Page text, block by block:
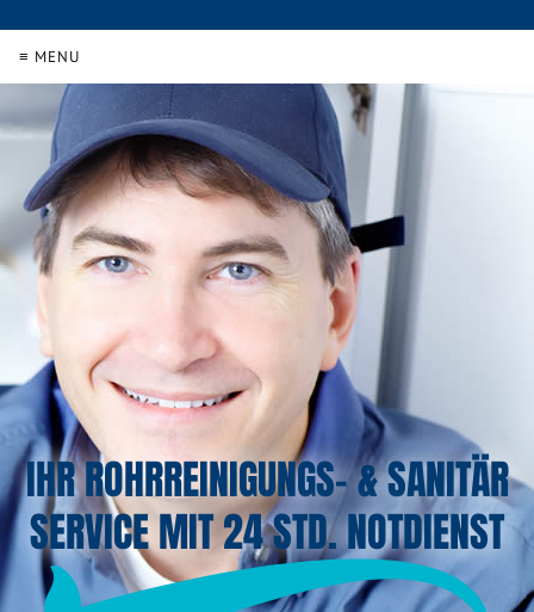
≡ MENU
IHR ROHRREINIGUNGS- & SANITÄR
SERVICE MIT 24 STD. NOTDIENST